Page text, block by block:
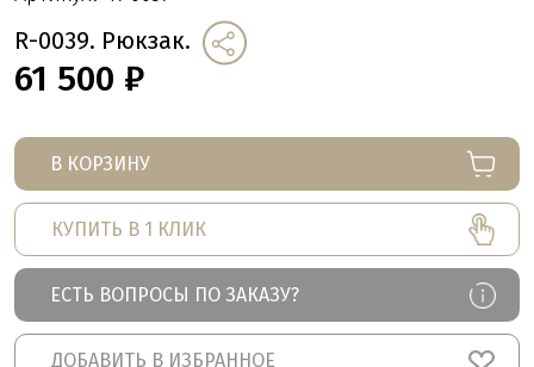
R-0039. Рюкзак.
61 500 ₽
В КОРЗИНУ
КУПИТЬ В 1 КЛИК
ЕСТЬ ВОПРОСЫ ПО ЗАКАЗУ?
ДОБАВИТЬ В ИЗБРАННОЕ